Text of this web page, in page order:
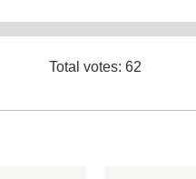
Total votes: 62